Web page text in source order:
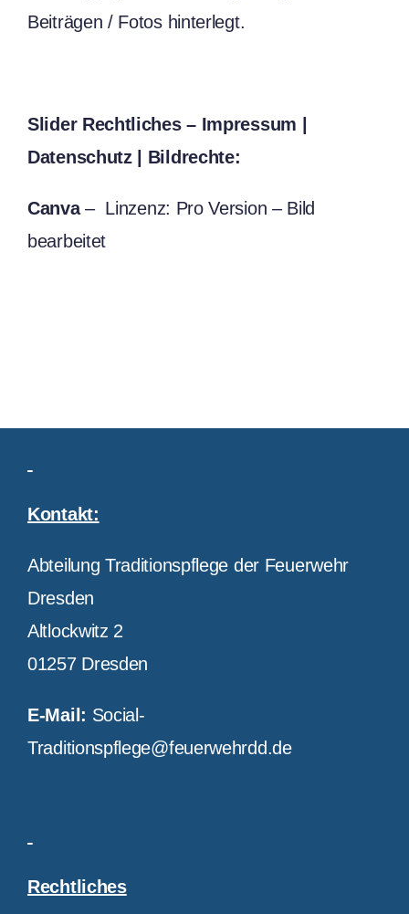
Beiträgen / Fotos hinterlegt.
Slider Rechtliches – Impressum |
Datenschutz | Bildrechte:
Canva– Linzenz: Pro Version – Bild
bearbeitet
Kontakt:
Abteilung Traditionspflege der Feuerwehr
Dresden
Altlockwitz 2
01257 Dresden
E-Mail: Social-
Traditionspflege@feuerwehrdd.de
Rechtliches